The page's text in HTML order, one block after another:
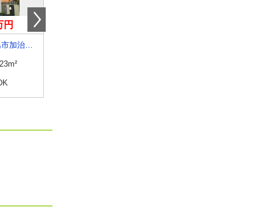
円
鹿児島県鹿児島市加治屋町